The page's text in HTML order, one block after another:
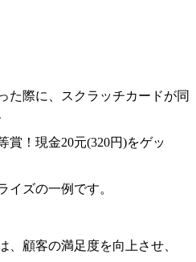
た際に、スクラッチカードが同
賞！現金20元(320円)をゲッ
イズの一例です。
、顧客の満足度を向上させ、